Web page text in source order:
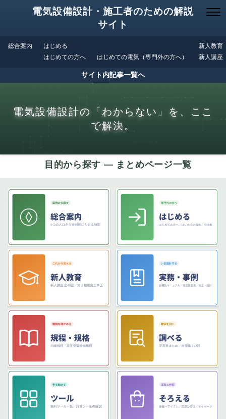
電気設備設計・施工者のための解説
サイト
総合案内
はじめる
はじめての方へ
はじめての電気（専門外の方へ）
新人教育
新人講座
サイト内記事一覧へ
電気設備設計の「わからない」を、ここ
で解決。